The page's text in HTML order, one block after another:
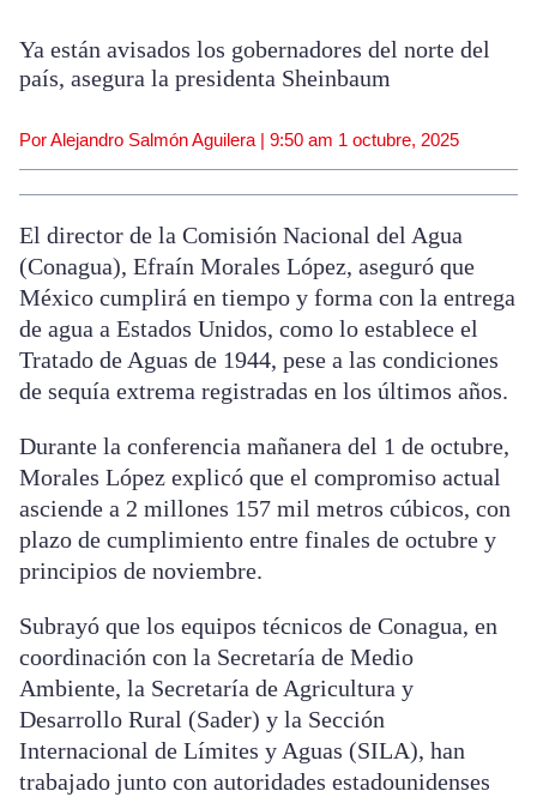
Ya están avisados los gobernadores del norte del
país, asegura la presidenta Sheinbaum
Por Alejandro Salmón Aguilera | 9:50 am 1 octubre, 2025
El director de la Comisión Nacional del Agua
(Conagua), Efraín Morales López, aseguró que
México cumplirá en tiempo y forma con la entrega
de agua a Estados Unidos, como lo establece el
Tratado de Aguas de 1944, pese a las condiciones
de sequía extrema registradas en los últimos años.
Durante la conferencia mañanera del 1 de octubre,
Morales López explicó que el compromiso actual
asciende a 2 millones 157 mil metros cúbicos, con
plazo de cumplimiento entre finales de octubre y
principios de noviembre.
Subrayó que los equipos técnicos de Conagua, en
coordinación con la Secretaría de Medio
Ambiente, la Secretaría de Agricultura y
Desarrollo Rural (Sader) y la Sección
Internacional de Límites y Aguas (SILA), han
trabajado junto con autoridades estadounidenses